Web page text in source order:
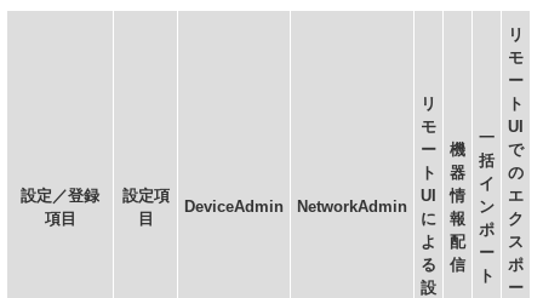
設定／登録
項目
設定項
目
DeviceAdmin NetworkAdmin
リ
モ
ー
ト
UI
に
よ
る
設
機
器
情
報
配
信
一
括
イ
ン
ポ
ー
ト
リ
モ
ー
ト
UI
で
の
エ
ク
ス
ポ
ー